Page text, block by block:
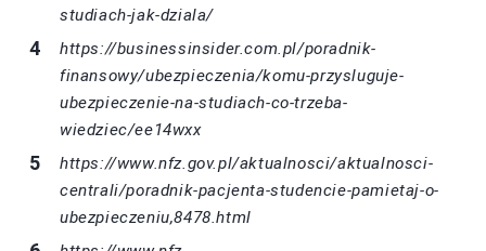
studiach-jak-dziala/
https://businessinsider.com.pl/poradnik-
finansowy/ubezpieczenia/komu-przysluguje-
ubezpieczenie-na-studiach-co-trzeba-
wiedziec/ee14wxx
https://www.nfz.gov.pl/aktualnosci/aktualnosci-
centrali/poradnik-pacjenta-studencie-pamietaj-o-
ubezpieczeniu,8478.html